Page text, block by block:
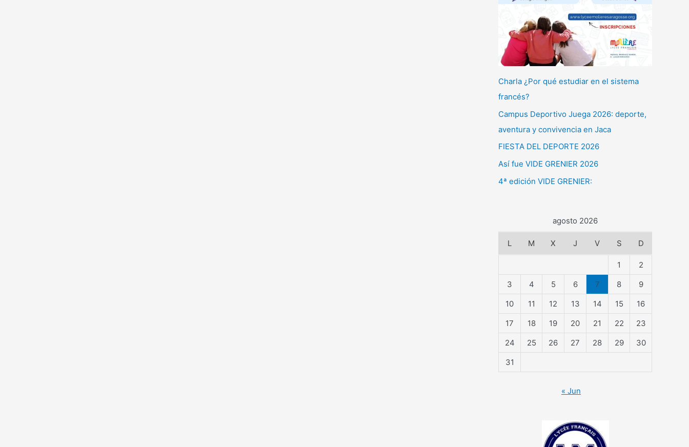
Charla ¿Por qué estudiar en el sistema
francés?
Campus Deportivo Juega 2026: deporte,
aventura y convivencia en Jaca
FIESTA DEL DEPORTE 2026
Así fue VIDE GRENIER 2026
4ª edición VIDE GRENIER:
agosto 2026
L M X J V S D
1
2
3
4 5 6 7 8
9
10
11 12 13 14 15
16
17
18 19 20 21 22
23
24
25 26 27 28 29
30
31
« Jun